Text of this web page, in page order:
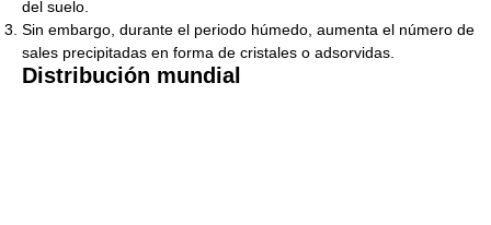
del suelo.
Sin embargo, durante el periodo húmedo, aumenta el número de
sales precipitadas en forma de cristales o adsorvidas.
Distribución mundial